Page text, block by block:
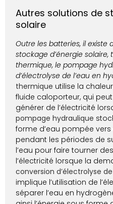
Autres solutions de
solaire
Outre les batteries, il existe
stockage d’énergie
thermique, le pompage
d’électrolyse de l’eau en
thermique utilise la
fluide caloporteur, qui
générer de l’électricité
pompage hydraulique
forme d’eau pompée
pendant les périodes de
l’eau pour faire tourner
l’électricité lorsque la
conversion d’électrolyse
implique l’utilisation de
séparer l’eau en